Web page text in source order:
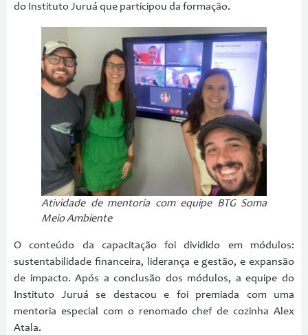
do Instituto Juruá que participou da formação.
Atividade de mentoria com equipe BTG Soma
Meio Ambiente
O conteúdo da capacitação foi dividido em módulos:
sustentabilidade financeira, liderança e gestão, e expansão
de impacto. Após a conclusão dos módulos, a equipe do
Instituto Juruá se destacou e foi premiada com uma
mentoria especial com o renomado chef de cozinha Alex
Atala.